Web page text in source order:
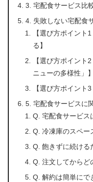
3. 宅配食サービス比
4. 失敗しない宅配食
【選び方ポイント
る】
【選び方ポイント
ニューの多様性」】
【選び方ポイント
5. 宅配食サービスに
Q. 宅配食サービス
Q. 冷凍庫のスペー
Q. 飽きずに続ける
Q. 注文してからど
Q. 解約は簡単にで